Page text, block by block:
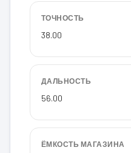
ТОЧНОСТЬ
38.00
ДАЛЬНОСТЬ
56.00
ЁМКОСТЬ МАГАЗИНА